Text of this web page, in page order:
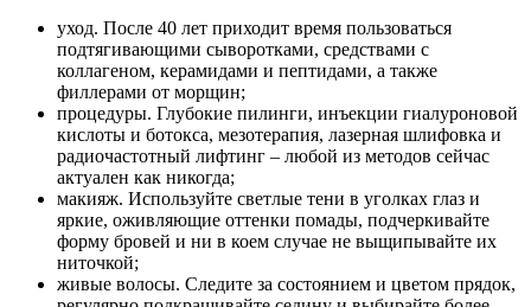
уход. После 40 лет приходит время пользоваться
подтягивающими сыворотками, средствами с
коллагеном, керамидами и пептидами, а также
филлерами от морщин;
процедуры. Глубокие пилинги, инъекции гиалуроновой
кислоты и ботокса, мезотерапия, лазерная шлифовка и
радиочастотный лифтинг – любой из методов сейчас
актуален как никогда;
макияж. Используйте светлые тени в уголках глаз и
яркие, оживляющие оттенки помады, подчеркивайте
форму бровей и ни в коем случае не выщипывайте их
ниточкой;
живые волосы. Следите за состоянием и цветом прядок,